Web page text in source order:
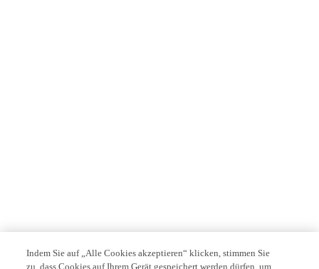
Indem Sie auf „Alle Cookies akzeptieren“ klicken, stimmen Sie
zu, dass Cookies auf Ihrem Gerät gespeichert werden dürfen, um